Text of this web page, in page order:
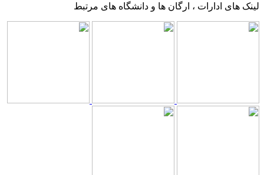
لینک های ادارات ، ارگان ها و دانشگاه های مرتبط